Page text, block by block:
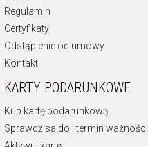
Regulamin
Certyfikaty
Odstąpienie od umowy
Kontakt
KARTY PODARUNKOWE
Kup kartę podarunkową
Sprawdź saldo i termin ważności